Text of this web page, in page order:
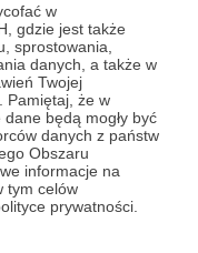
w
gdzie jest także
sprostowania,
danych, a także w
Twojej
Pamiętaj, że w
będą mogły być
danych z państw
Obszaru
informacje na
tym celów
prywatności.